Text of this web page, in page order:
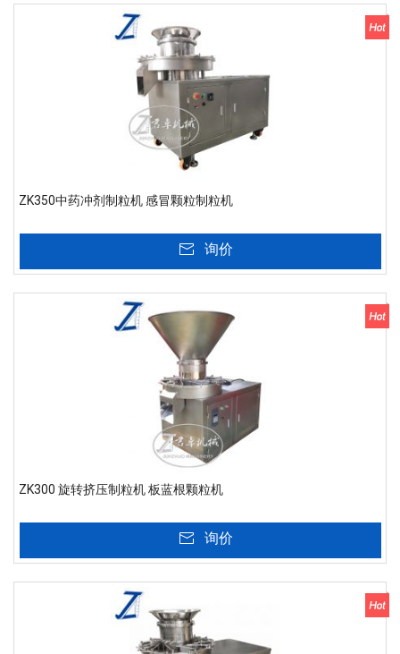
ZK350中药冲剂制粒机 感冒颗粒制粒机
询价
ZK300 旋转挤压制粒机 板蓝根颗粒机
询价